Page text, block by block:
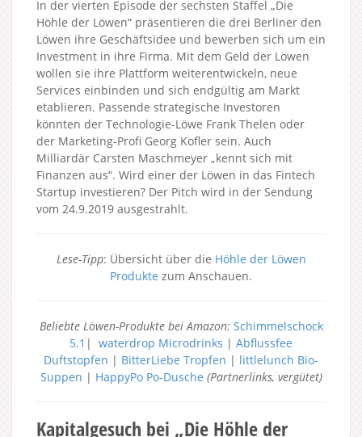
In der vierten Episode der sechsten Staffel „Die
Höhle der Löwen“ präsentieren die drei Berliner den
Löwen ihre Geschäftsidee und bewerben sich um ein
Investment in ihre Firma. Mit dem Geld der Löwen
wollen sie ihre Plattform weiterentwickeln, neue
Services einbinden und sich endgültig am Markt
etablieren. Passende strategische Investoren
könnten der Technologie-Löwe Frank Thelen oder
der Marketing-Profi Georg Kofler sein. Auch
Milliardär Carsten Maschmeyer „kennt sich mit
Finanzen aus“. Wird einer der Löwen in das Fintech
Startup investieren? Der Pitch wird in der Sendung
vom 24.9.2019 ausgestrahlt.
Lese-Tipp: Übersicht über die Höhle der Löwen
Produkte zum Anschauen.
Beliebte Löwen-Produkte bei Amazon: Schimmelschock
5.1 | waterdrop Microdrinks | Abflussfee
Duftstopfen | BitterLiebe Tropfen | littlelunch Bio-
Suppen | HappyPo Po-Dusche (Partnerlinks, vergütet)
Kapitalgesuch bei „Die Höhle der